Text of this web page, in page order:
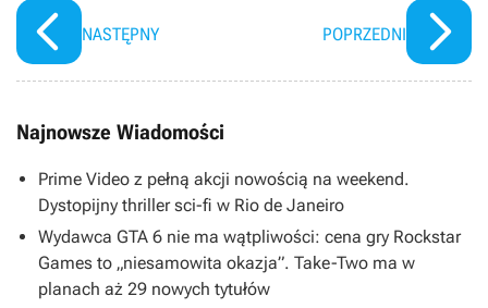
NASTĘPNY
sandboxowy
POPRZEDNI
Najnowsze Wiadomości
Prime Video z pełną akcji nowością na weekend.
Dystopijny thriller sci-fi w Rio de Janeiro
Wydawca GTA 6 nie ma wątpliwości: cena gry Rockstar
Games to „niesamowita okazja”. Take-Two ma w
planach aż 29 nowych tytułów